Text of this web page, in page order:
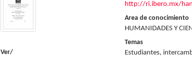
Ver/
http://ri.ibero.mx/
Area de conocimiento
HUMANIDADES Y
Temas
Estudiantes,